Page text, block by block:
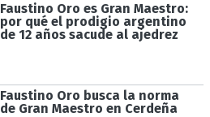
Faustino Oro es Gran Maestro:
por qué el prodigio argentino
de 12 años sacude al ajedrez
Faustino Oro busca la norma
de Gran Maestro en Cerdeña